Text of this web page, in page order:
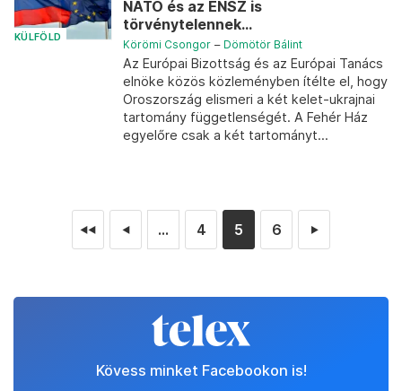
KÜLFÖLD
NATO és az ENSZ is
törvénytelennek...
Körömi Csongor – Dömötör Bálint
Az Európai Bizottság és az Európai Tanács
elnöke közös közleményben ítélte el, hogy
Oroszország elismeri a két kelet-ukrajnai
tartomány függetlenségét. A Fehér Ház
egyelőre csak a két tartományt...
◄◄ ◄ ... 4 5 6 ►
Kövess minket Facebookon is!